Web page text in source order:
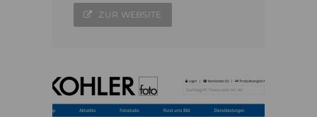
ZUR WEBSITE